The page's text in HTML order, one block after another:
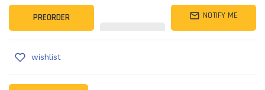
PREORDER NOTIFY ME
wishlist